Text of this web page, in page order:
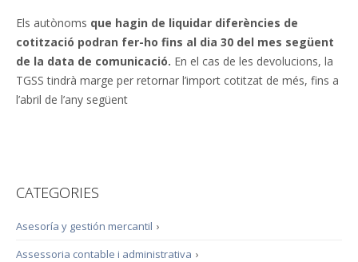
Els autònoms que hagin de liquidar diferències de
cotització podran fer-ho fins al dia 30 del mes següent
de la data de comunicació. En el cas de les devolucions, la
TGSS tindrà marge per retornar l’import cotitzat de més, fins a
l’abril de l’any següent
CATEGORIES
›
Asesoría y gestión mercantil
›
Assessoria contable i administrativa